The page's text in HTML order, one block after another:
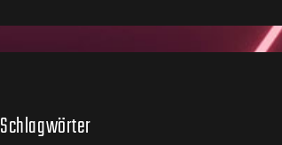
Schlagwörter